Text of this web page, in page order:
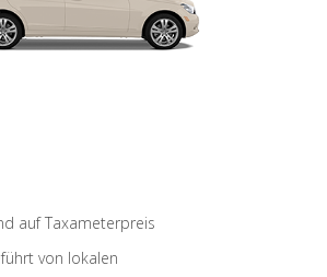
auf Taxameterpreis
von lokalen